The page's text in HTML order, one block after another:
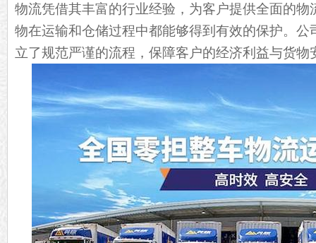
物流凭借其丰富的行业经验，为客户提供全面的
物在运输和仓储过程中都能够得到有效的保护。
立了规范严谨的流程，保障客户的经济利益与货物